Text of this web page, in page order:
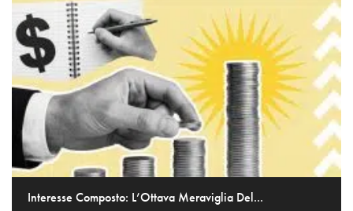
Interesse Composto: L’Ottava Meraviglia Del...